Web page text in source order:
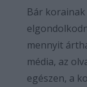
Bár
mennyit
média, az
egészen, a